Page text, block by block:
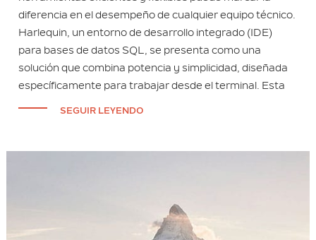
diferencia en el desempeño de cualquier equipo técnico.
Harlequin, un entorno de desarrollo integrado (IDE)
para bases de datos SQL, se presenta como una
solución que combina potencia y simplicidad, diseñada
específicamente para trabajar desde el terminal. Esta
SEGUIR LEYENDO